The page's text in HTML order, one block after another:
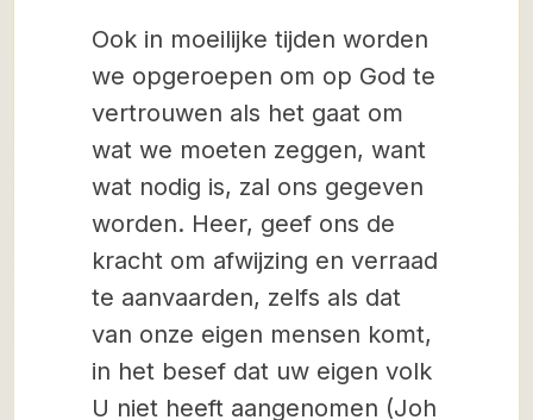
Ook in moeilijke tijden worden
we opgeroepen om op God te
vertrouwen als het gaat om
wat we moeten zeggen, want
wat nodig is, zal ons gegeven
worden. Heer, geef ons de
kracht om afwijzing en verraad
te aanvaarden, zelfs als dat
van onze eigen mensen komt,
in het besef dat uw eigen volk
U niet heeft aangenomen (Joh